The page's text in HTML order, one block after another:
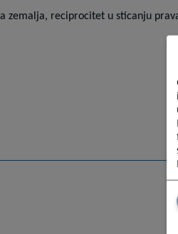
zemalja, reciprocitet u sticanju